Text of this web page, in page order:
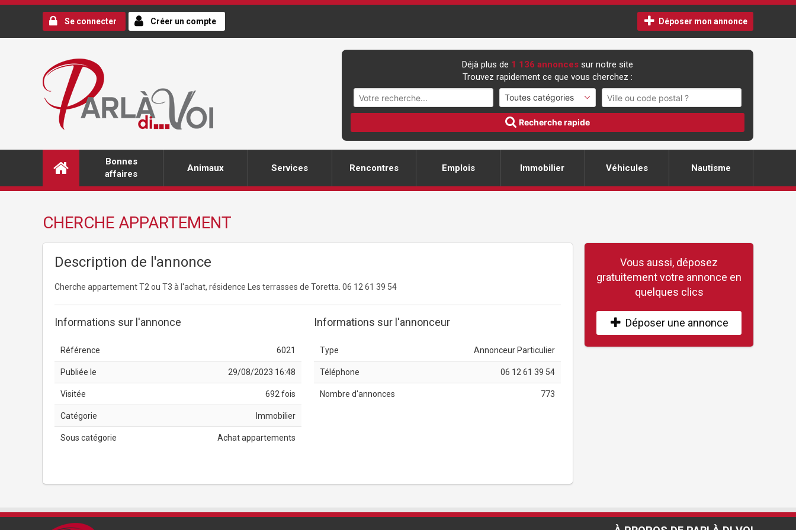
Se connecter Créer un compte Déposer mon annonce
Déjà plus de 1 136 annonces sur notre site
Trouvez rapidement ce que vous cherchez :
Recherche rapide
Bonnes
affaires
Animaux Services Rencontres Emplois Immobilier Véhicules Nautisme
CHERCHE APPARTEMENT
Description de l'annonce
Cherche appartement T2 ou T3 à l'achat, résidence Les terrasses de Toretta. 06 12 61 39 54
Informations sur l'annonce
Référence 6021
Publiée le 29/08/2023 16:48
Visitée 692 fois
Catégorie Immobilier
Sous catégorie Achat appartements
Informations sur l'annonceur
Type Annonceur Particulier
Téléphone 06 12 61 39 54
Nombre d'annonces 773
Vous aussi, déposez
gratuitement votre annonce en
quelques clics
Déposer une annonce